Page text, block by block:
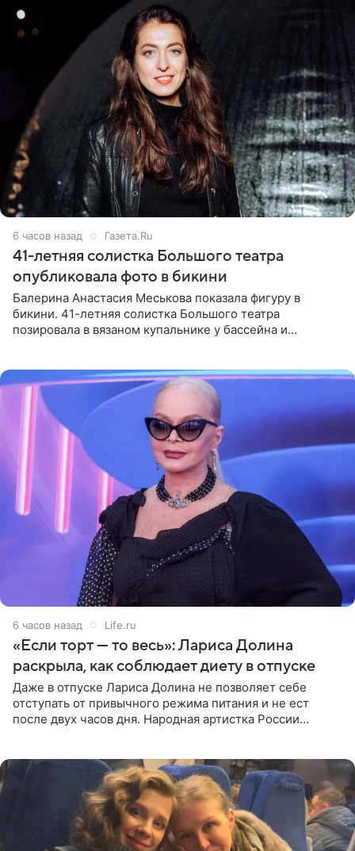
6 часов назад Газета.Ru
41-летняя солистка Большого театра
опубликовала фото в бикини
Балерина Анастасия Меськова показала фигуру в
бикини. 41-летняя солистка Большого театра
позировала в вязаном купальнике у бассейна и
6 часов назад Life.ru
«Если торт — то весь»: Лариса Долина
раскрыла, как соблюдает диету в отпуске
Даже в отпуске Лариса Долина не позволяет себе
отступать от привычного режима питания и не ест
после двух часов дня. Народная артистка России